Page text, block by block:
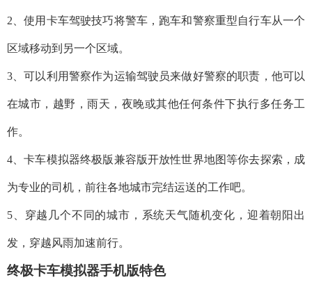
2、使用卡车驾驶技巧将警车，跑车和警察重型自行车从一个
区域移动到另一个区域。
3、可以利用警察作为运输驾驶员来做好警察的职责，他可以
在城市，越野，雨天，夜晚或其他任何条件下执行多任务工
作。
4、卡车模拟器终极版兼容版开放性世界地图等你去探索，成
为专业的司机，前往各地城市完结运送的工作吧。
5、穿越几个不同的城市，系统天气随机变化，迎着朝阳出
发，穿越风雨加速前行。
终极卡车模拟器手机版特色